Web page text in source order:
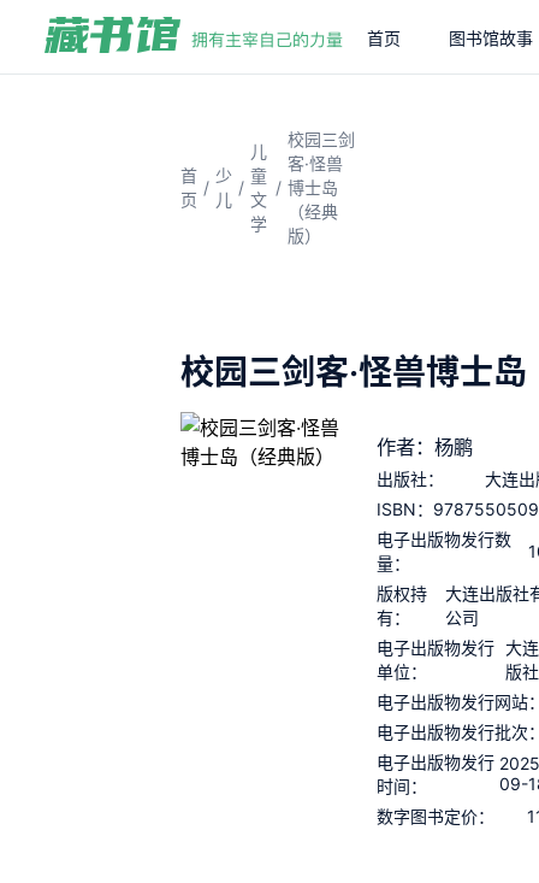
首页 图书馆故事
首
页
/
少
儿
/
儿
童
文
学
/
校园三剑
客·怪兽
博士岛
（经典
版）
校园三剑客·怪兽博士
作者：杨鹏
出版社：
大连
ISBN：
电子出版物发行数
量：
版权持
有：
大连出版社
公司
电子出版物发行
单位：
大
版社
电子出版物发行网站
电子出版物发行批次
电子出版物发行
时间：
09-
数字图书定价：